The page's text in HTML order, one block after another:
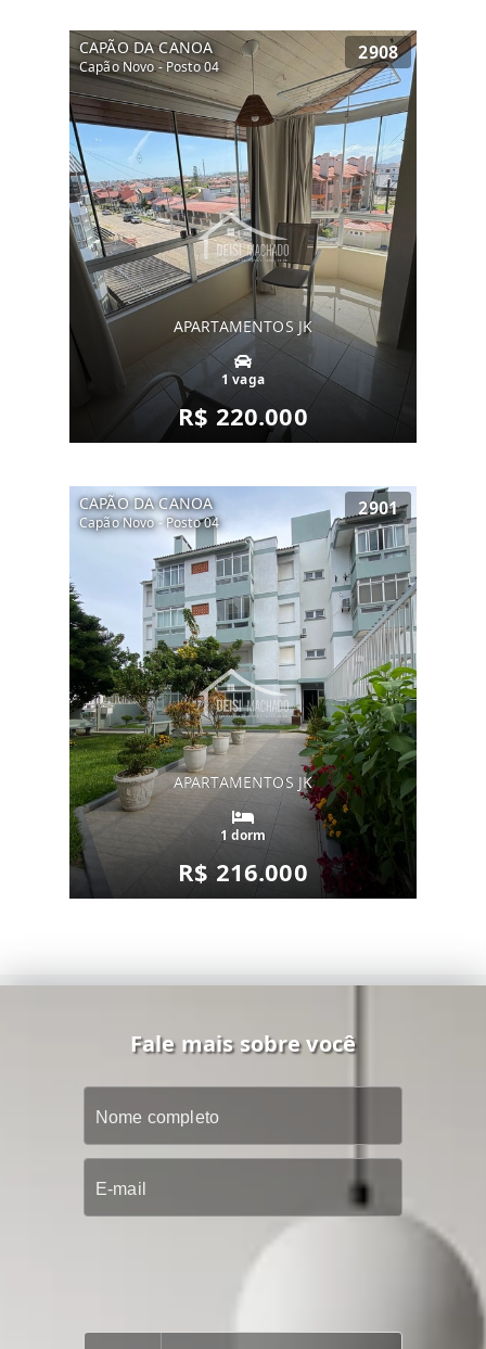
CAPÃO DA CANOA
Capão Novo - Posto 04
2908
APARTAMENTOS JK
1 vaga
R$ 220.000
CAPÃO DA CANOA
Capão Novo - Posto 04
2901
APARTAMENTOS JK
1 dorm
R$ 216.000
Fale mais sobre você